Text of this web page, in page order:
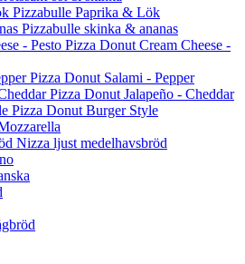
Pizzabulle Paprika & Lök
Pizzabulle skinka & ananas
Pizza Donut Cream Cheese -
Pizza Donut Salami - Pepper
Pizza Donut Jalapeño - Cheddar
Pizza Donut Burger Style
Nizza ljust medelhavsbröd